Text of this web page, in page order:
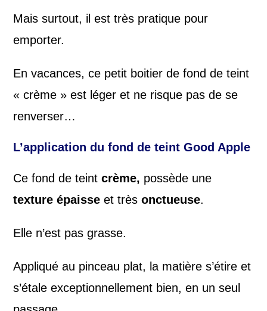
Mais surtout, il est très pratique pour
emporter.
En vacances, ce petit boitier de fond de teint
« crème » est léger et ne risque pas de se
renverser…
L’application du fond de teint Good Apple
Ce fond de teintcrème, possède une
texture épaisse et trèsonctueuse.
Elle n’est pas grasse.
Appliqué au pinceau plat, la matière s’étire et
s’étale exceptionnellement bien, en un seul